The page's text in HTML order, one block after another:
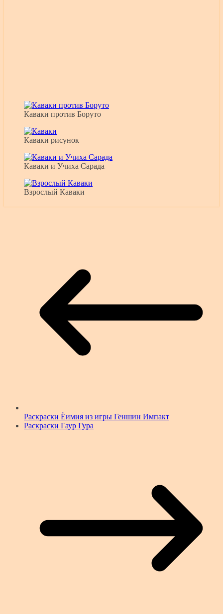
Каваки против Боруто
Каваки рисунок
Каваки и Учиха Сарада
Взрослый Каваки
Раскраски Ёимия из игры Геншин Импакт
Раскраски Гаур Гура